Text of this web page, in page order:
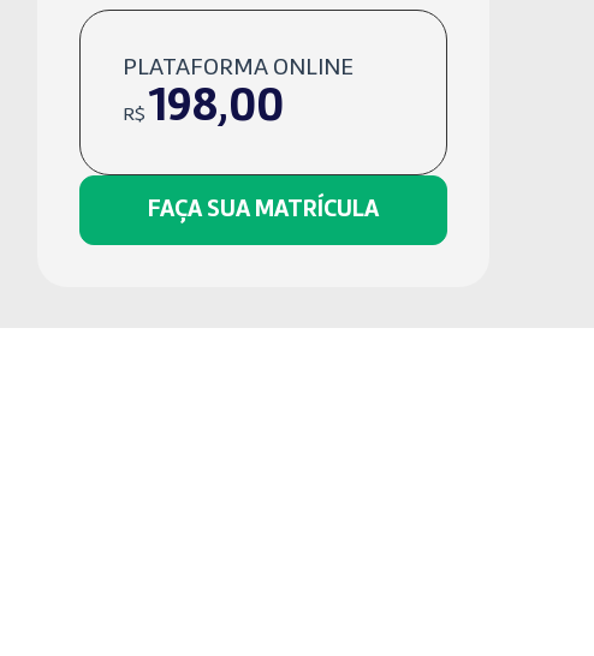
PLATAFORMA ONLINE
R$ 198,00
FAÇA SUA MATRÍCULA